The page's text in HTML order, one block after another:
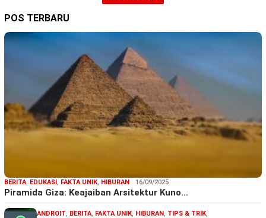
POS TERBARU
BERITA, EDUKASI, FAKTA UNIK, HIBURAN 16/09/2025
Piramida Giza: Keajaiban Arsitektur Kuno…
ANDROIT, BERITA, FAKTA UNIK, HIBURAN, TIPS & TRIK,